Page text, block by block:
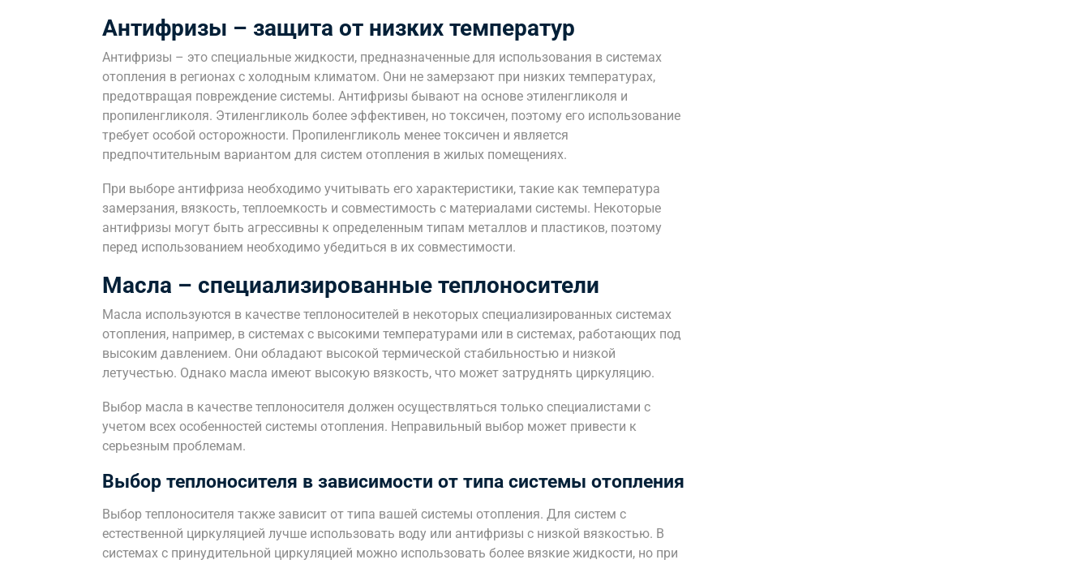
Антифризы – защита от низких температур
Антифризы – это специальные жидкости, предназначенные для использования в системах
отопления в регионах с холодным климатом. Они не замерзают при низких температурах,
предотвращая повреждение системы. Антифризы бывают на основе этиленгликоля и
пропиленгликоля. Этиленгликоль более эффективен, но токсичен, поэтому его использование
требует особой осторожности. Пропиленгликоль менее токсичен и является
предпочтительным вариантом для систем отопления в жилых помещениях.
При выборе антифриза необходимо учитывать его характеристики, такие как температура
замерзания, вязкость, теплоемкость и совместимость с материалами системы. Некоторые
антифризы могут быть агрессивны к определенным типам металлов и пластиков, поэтому
перед использованием необходимо убедиться в их совместимости.
Масла – специализированные теплоносители
Масла используются в качестве теплоносителей в некоторых специализированных системах
отопления, например, в системах с высокими температурами или в системах, работающих под
высоким давлением. Они обладают высокой термической стабильностью и низкой
летучестью. Однако масла имеют высокую вязкость, что может затруднять циркуляцию.
Выбор масла в качестве теплоносителя должен осуществляться только специалистами с
учетом всех особенностей системы отопления. Неправильный выбор может привести к
серьезным проблемам.
Выбор теплоносителя в зависимости от типа системы отопления
Выбор теплоносителя также зависит от типа вашей системы отопления. Для систем с
естественной циркуляцией лучше использовать воду или антифризы с низкой вязкостью. В
системах с принудительной циркуляцией можно использовать более вязкие жидкости, но при